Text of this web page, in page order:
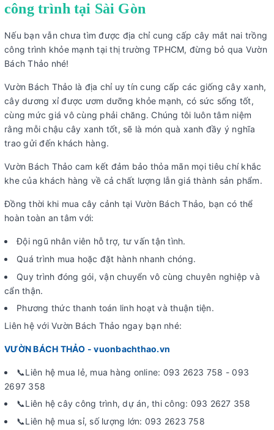
công trình tại Sài Gòn
Nếu bạn vẫn chưa tìm được địa chỉ cung cấp cây mắt nai trồng
công trình khỏe mạnh tại thị trường TPHCM, đừng bỏ qua Vườn
Bách Thảo nhé!
Vườn Bách Thảo là địa chỉ uy tín cung cấp các giống cây xanh,
cây dương xỉ được ươm dưỡng khỏe mạnh, có sức sống tốt,
cùng mức giá vô cùng phải chăng. Chúng tôi luôn tâm niệm
rằng mỗi chậu cây xanh tốt, sẽ là món quà xanh đầy ý nghĩa
trao gửi đến khách hàng.
Vườn Bách Thảo cam kết đảm bảo thỏa mãn mọi tiêu chí khắc
khe của khách hàng về cả chất lượng lẫn giá thành sản phẩm.
Đồng thời khi mua cây cảnh tại Vườn Bách Thảo, bạn có thể
hoàn toàn an tâm với:
Đội ngũ nhân viên hỗ trợ, tư vấn tận tình.
Quá trình mua hoặc đặt hành nhanh chóng.
Quy trình đóng gói, vận chuyển vô cùng chuyên nghiệp và
cẩn thận.
Phương thức thanh toán linh hoạt và thuận tiện.
Liên hệ với Vườn Bách Thảo ngay bạn nhé:
VƯỜN BÁCH THẢO - vuonbachthao.vn
📞Liên hệ mua lẻ, mua hàng online: 093 2623 758 - 093
2697 358
📞Liên hệ cây công trình, dự án, thi công: 093 2627 358
📞Liên hệ mua sỉ, số lượng lớn: 093 2623 758